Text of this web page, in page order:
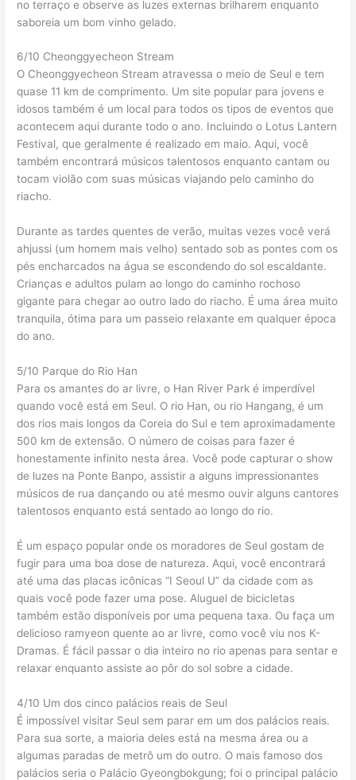
no terraço e observe as luzes externas brilharem enquanto
saboreia um bom vinho gelado.
6/10 Cheonggyecheon Stream
O Cheonggyecheon Stream atravessa o meio de Seul e tem
quase 11 km de comprimento. Um site popular para jovens e
idosos também é um local para todos os tipos de eventos que
acontecem aqui durante todo o ano. Incluindo o Lotus Lantern
Festival, que geralmente é realizado em maio. Aqui, você
também encontrará músicos talentosos enquanto cantam ou
tocam violão com suas músicas viajando pelo caminho do
riacho.
Durante as tardes quentes de verão, muitas vezes você verá
ahjussi (um homem mais velho) sentado sob as pontes com os
pés encharcados na água se escondendo do sol escaldante.
Crianças e adultos pulam ao longo do caminho rochoso
gigante para chegar ao outro lado do riacho. É uma área muito
tranquila, ótima para um passeio relaxante em qualquer época
do ano.
5/10 Parque do Rio Han
Para os amantes do ar livre, o Han River Park é imperdível
quando você está em Seul. O rio Han, ou rio Hangang, é um
dos rios mais longos da Coreia do Sul e tem aproximadamente
500 km de extensão. O número de coisas para fazer é
honestamente infinito nesta área. Você pode capturar o show
de luzes na Ponte Banpo, assistir a alguns impressionantes
músicos de rua dançando ou até mesmo ouvir alguns cantores
talentosos enquanto está sentado ao longo do rio.
É um espaço popular onde os moradores de Seul gostam de
fugir para uma boa dose de natureza. Aqui, você encontrará
até uma das placas icônicas “I Seoul U” da cidade com as
quais você pode fazer uma pose. Aluguel de bicicletas
também estão disponíveis por uma pequena taxa. Ou faça um
delicioso ramyeon quente ao ar livre, como você viu nos K-
Dramas. É fácil passar o dia inteiro no rio apenas para sentar e
relaxar enquanto assiste ao pôr do sol sobre a cidade.
4/10 Um dos cinco palácios reais de Seul
É impossível visitar Seul sem parar em um dos palácios reais.
Para sua sorte, a maioria deles está na mesma área ou a
algumas paradas de metrô um do outro. O mais famoso dos
palácios seria o Palácio Gyeongbokgung; foi o principal palácio